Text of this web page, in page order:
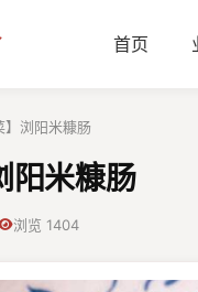
首页
】浏阳米糠肠
阳米糠肠
浏览 1404